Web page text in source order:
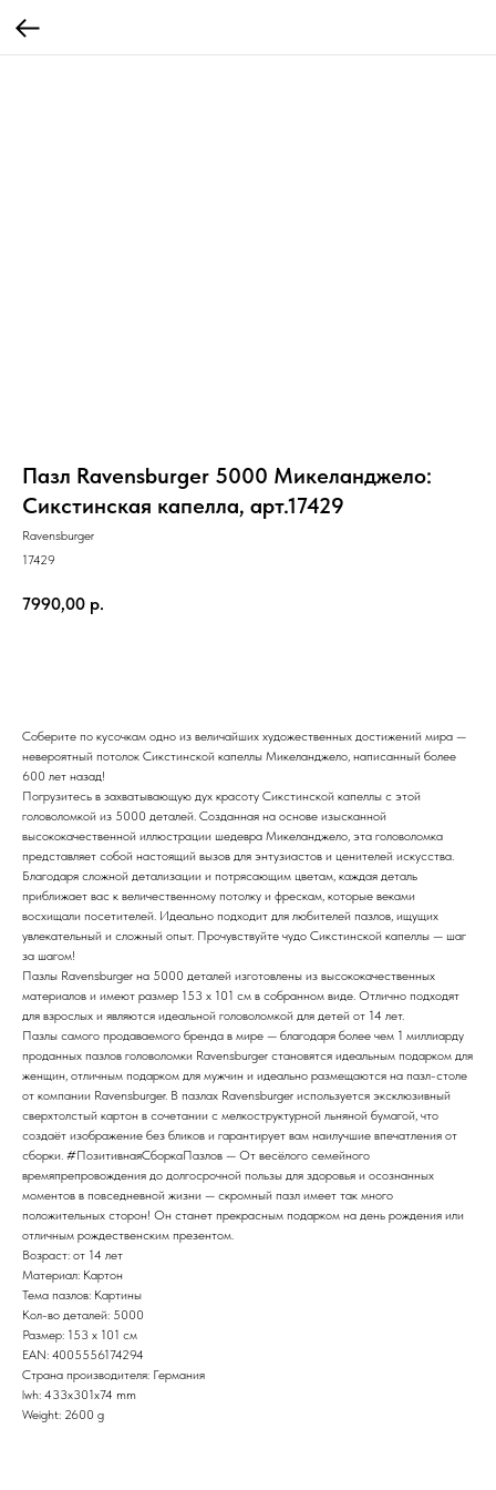
Пазл Ravensburger 5000 Микеланджело:
Сикстинская капелла, арт.17429
Ravensburger
17429
7990,00 р.
Соберите по кусочкам одно из величайших художественных достижений мира —
невероятный потолок Сикстинской капеллы Микеланджело, написанный более
600 лет назад!
Погрузитесь в захватывающую дух красоту Сикстинской капеллы с этой
головоломкой из 5000 деталей. Созданная на основе изысканной
высококачественной иллюстрации шедевра Микеланджело, эта головоломка
представляет собой настоящий вызов для энтузиастов и ценителей искусства.
Благодаря сложной детализации и потрясающим цветам, каждая деталь
приближает вас к величественному потолку и фрескам, которые веками
восхищали посетителей. Идеально подходит для любителей пазлов, ищущих
увлекательный и сложный опыт. Прочувствуйте чудо Сикстинской капеллы — шаг
за шагом!
Пазлы Ravensburger на 5000 деталей изготовлены из высококачественных
материалов и имеют размер 153 x 101 см в собранном виде. Отлично подходят
для взрослых и являются идеальной головоломкой для детей от 14 лет.
Пазлы самого продаваемого бренда в мире — благодаря более чем 1 миллиарду
проданных пазлов головоломки Ravensburger становятся идеальным подарком для
женщин, отличным подарком для мужчин и идеально размещаются на пазл-столе
от компании Ravensburger. В пазлах Ravensburger используется эксклюзивный
сверхтолстый картон в сочетании с мелкоструктурной льняной бумагой, что
создаёт изображение без бликов и гарантирует вам наилучшие впечатления от
сборки. #ПозитивнаяСборкаПазлов — От весёлого семейного
времяпрепровождения до долгосрочной пользы для здоровья и осознанных
моментов в повседневной жизни — скромный пазл имеет так много
положительных сторон! Он станет прекрасным подарком на день рождения или
отличным рождественским презентом.
Возраст: от 14 лет
Материал: Картон
Тема пазлов: Картины
Кол-во деталей: 5000
Размер: 153 x 101 см
EAN: 4005556174294
Страна производителя: Германия
lwh: 433x301x74 mm
Weight: 2600 g